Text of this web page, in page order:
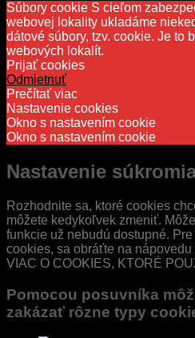
Súbory cookie S cieľom
webovej lokality ukladáme
dátové súbory, tzv. cookie. Je to
webových lokalít.
Prijať cookies
Odmietnuť
Prečítať viac
Nastavenie cookies
Okno s nastavením cookie
Okno s nastavením cookie
Nastavenie
Rozhodnite sa, ktoré cookies
môžete kedykoľvek zmeniť.
funkcie už nebudú dostupné.
cookies, sa obráťte na
VIAC O COOKIES, KTORÉ
Pomocou posuvníka
zakázať rôzne typy